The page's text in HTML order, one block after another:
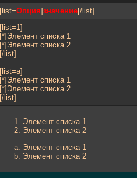
[list=Опция]значение[/list]
[list=1]
[*]Элемент списка 1
[*]Элемент списка 2
[/list]
[list=a]
[*]Элемент списка 1
[*]Элемент списка 2
[/list]
Элемент списка 1
Элемент списка 2
Элемент списка 1
Элемент списка 2